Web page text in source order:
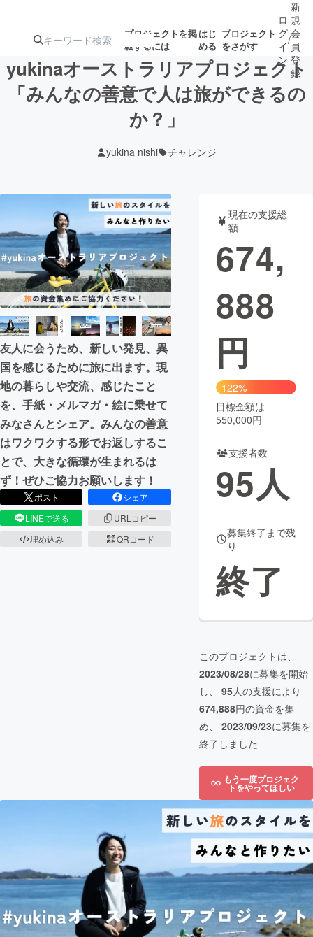
プロジェクトを掲
載するには
はじ
める
プロジェクト
をさがす
注目の新着プロ
募集終了が近いプ
テクノロジー・ガジェット
映像・映画 書籍・雑誌
ビジネス・起業 チャレンジ
まちづくり・地域活性化
CAMPFIRE for Social Good
CAMPFIRE Creation
CAMPFIREふるさと納税machi-ya コミュニティ
ロ
グ
イ
ン
/
新
規
会
員
登
録
yukinaオーストラリアプロジェクト
「みんなの善意で人は旅ができるの
か？」
yukina nishi チャレンジ
友人に会うため、新しい発見、異
国を感じるために旅に出ます。現
地の暮らしや交流、感じたこと
を、手紙・メルマガ・絵に乗せて
みなさんとシェア。みんなの善意
はワクワクする形でお返しするこ
とで、大きな循環が生まれるは
ず！ぜひご協力お願いします！
ポスト
シェア
LINEで送る
URLコピー
埋め込み
QRコード
現在の支援総
額
674,
888
円
122%
目標金額は
550,000円
支援者数
95人
募集終了まで残
り
終了
このプロジェクトは、
2023/08/28に募集を開始
し、 95人の支援により
674,888円の資金を集
め、 2023/09/23に募集を
終了しました
もう一度プロジェク
トをやってほしい